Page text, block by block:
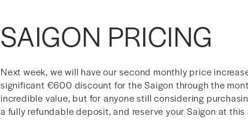
SAIGON PRICING
Next week, we will have our second monthly price
significant €600 discount for the Saigon through the
incredible value, but for anyone still considering
a fully refundable deposit, and reserve your Saigon at